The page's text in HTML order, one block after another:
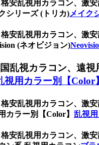
安乱視用カラコン、激
シリーズ (トリカ)メイク
安乱視用カラコン、激
(ネオビジョン)
乱視カラコン、遠
視用カラー別【Color】
安乱視用カラコン、激
カラー別【Color】 乱視
安乱視用カラコン、激